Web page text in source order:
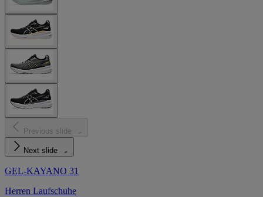
Previous slide
Next slide
GEL-KAYANO 31
Herren Laufschuhe